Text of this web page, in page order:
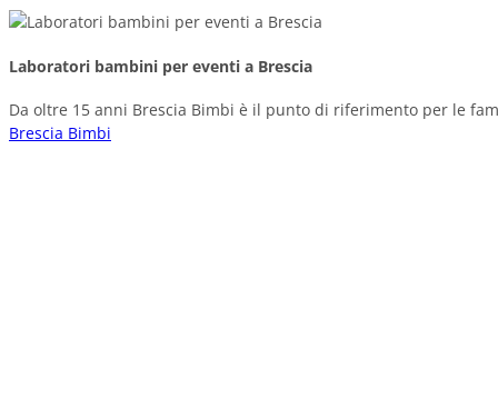
Laboratori bambini per eventi a Brescia
Da oltre 15 anni Brescia Bimbi è il punto di riferimento per le
Brescia Bimbi